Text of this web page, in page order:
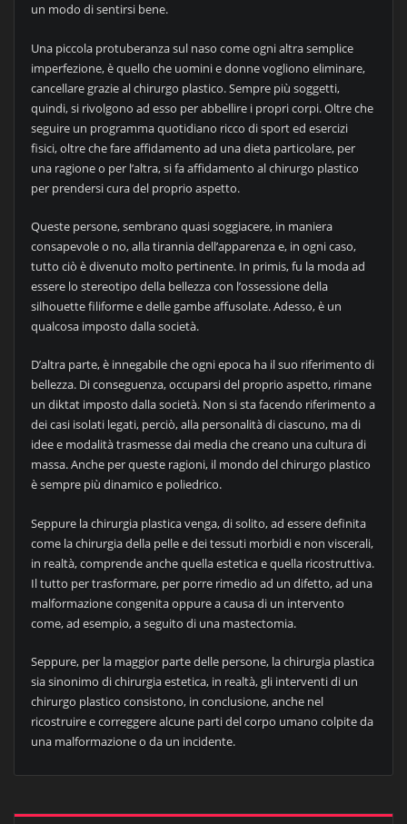
un modo di sentirsi bene.
Una piccola protuberanza sul naso come ogni altra semplice
imperfezione, è quello che uomini e donne vogliono eliminare,
cancellare grazie al chirurgo plastico. Sempre più soggetti,
quindi, si rivolgono ad esso per abbellire i propri corpi. Oltre che
seguire un programma quotidiano ricco di sport ed esercizi
fisici, oltre che fare affidamento ad una dieta particolare, per
una ragione o per l’altra, si fa affidamento al chirurgo plastico
per prendersi cura del proprio aspetto.
Queste persone, sembrano quasi soggiacere, in maniera
consapevole o no, alla tirannia dell’apparenza e, in ogni caso,
tutto ciò è divenuto molto pertinente. In primis, fu la moda ad
essere lo stereotipo della bellezza con l’ossessione della
silhouette filiforme e delle gambe affusolate. Adesso, è un
qualcosa imposto dalla società.
D’altra parte, è innegabile che ogni epoca ha il suo riferimento di
bellezza. Di conseguenza, occuparsi del proprio aspetto, rimane
un diktat imposto dalla società. Non si sta facendo riferimento a
dei casi isolati legati, perciò, alla personalità di ciascuno, ma di
idee e modalità trasmesse dai media che creano una cultura di
massa. Anche per queste ragioni, il mondo del chirurgo plastico
è sempre più dinamico e poliedrico.
Seppure la chirurgia plastica venga, di solito, ad essere definita
come la chirurgia della pelle e dei tessuti morbidi e non viscerali,
in realtà, comprende anche quella estetica e quella ricostruttiva.
Il tutto per trasformare, per porre rimedio ad un difetto, ad una
malformazione congenita oppure a causa di un intervento
come, ad esempio, a seguito di una mastectomia.
Seppure, per la maggior parte delle persone, la chirurgia plastica
sia sinonimo di chirurgia estetica, in realtà, gli interventi di un
chirurgo plastico consistono, in conclusione, anche nel
ricostruire e correggere alcune parti del corpo umano colpite da
una malformazione o da un incidente.